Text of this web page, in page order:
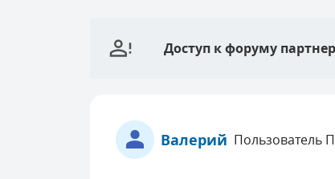
Доступ к форуму
Валерий Пользователь